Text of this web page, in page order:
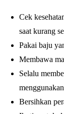
Cek
saat kurang
Pakai baju
Membawa
Selalu
menggunakan
Bersihkan